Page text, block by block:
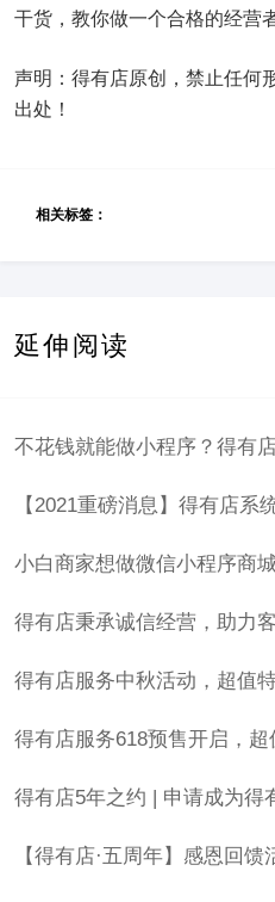
干货，教你做一个合格的经营
声明：得有店原创，禁止任何
出处！
相关标签：
延伸阅读
不花钱就能做小程序？得有
【2021重磅消息】得有店系
小白商家想做微信小程序商
得有店秉承诚信经营，助力
得有店服务中秋活动，超值
得有店服务618预售开启，超
得有店5年之约 | 申请成为得
【得有店·五周年】感恩回